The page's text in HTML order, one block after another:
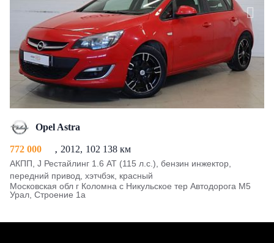
Opel Astra
772 000 2012 102 138 км
АКПП, J Рестайлинг 1.6 AT (115 л.с.), бензин инжектор,
передний привод, хэтчбэк, красный
Московская обл г Коломна с Никульское тер Автодорога М5
Урал, Строение 1а